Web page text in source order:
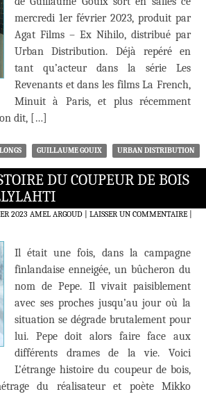
mercredi 1er février 2023, produit par
Agat Films – Ex Nihilo, distribué par
Urban Distribution. Déjà repéré en
tant qu’acteur dans la série Les
Revenants et dans les films La French,
Minuit à Paris, et plus récemment
dit, […]
GUILLAUME GOUIX URBAN DISTRIBUTION
DU COUPEUR DE BOIS
2023 AMEL ARGOUD LAISSER UN COMMENTAIRE|
Il était une fois, dans la campagne
finlandaise enneigée, un bûcheron du
nom de Pepe. Il vivait paisiblement
avec ses proches jusqu’au jour où la
situation se dégrade brutalement pour
lui. Pepe doit alors faire face aux
différents drames de la vie. Voici
L’étrange histoire du coupeur de bois,
du réalisateur et poète Mikko